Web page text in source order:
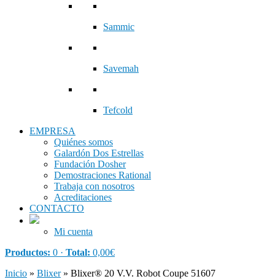
Sammic
Savemah
Tefcold
EMPRESA
Quiénes somos
Galardón Dos Estrellas
Fundación Dosher
Demostraciones Rational
Trabaja con nosotros
Acreditaciones
CONTACTO
Mi cuenta
Productos: 0 · Total: 0,00€
Inicio » Blixer» Blixer® 20 V.V. Robot Coupe 51607